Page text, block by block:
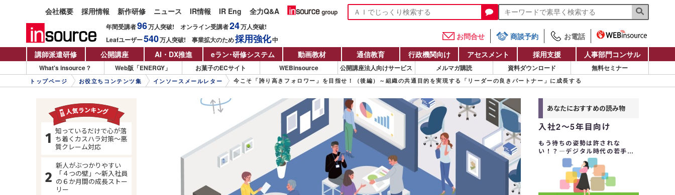
会社概要 採用情報 新作研修 ニュース IR情報 IR Eng 全力Q&A
年間受講者96万人突破! オンライン受講者24万人突破!
Leafユーザー540万人突破! 事業拡大のため採用強化中 お問合せ 商談予約
お電話
講師派遣研修
公開講座 AI・DX推進 eラン・研修システム 動画教材 通信教育 行政機関向け アセスメント 採用支援 人事部門コンサル
What's insource？ Web版「ENERGY」 お菓子のECサイト WEBinsource 公開講座法人向けサービス メルマガ購読 資料ダウンロード 無料セミナー
トップページ お役立ちコンテンツ集 インソースメールレター 今こそ「誇り高きフォロワー」を目指せ！（後編）～組織の共通目的を実現する「リーダーの良きパートナー」に成長する
知っているだけで心が落
ち着くカスハラ対策～悪
質クレーム対応
新人がぶつかりやすい
「４つの壁」～新入社員
の６か月間の成長ストー
リー
あなたにおすすめの読み物
入社2～5年目向け
もう待ちの姿勢は許されな
い！？―デジタル時代の若手に
求められるキャリア自律と主体